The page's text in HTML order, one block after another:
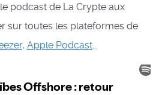
podcast de La Crypte aux
sur toutes les plateformes de
, Apple Podcast